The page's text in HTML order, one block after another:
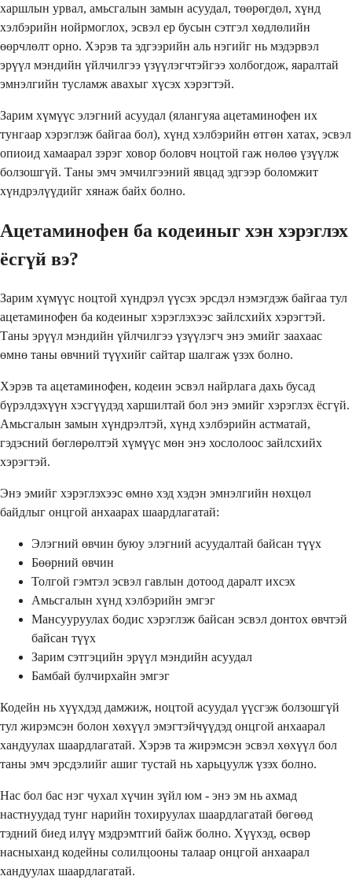
харшлын урвал, амьсгалын замын асуудал, төөрөгдөл, хүнд
хэлбэрийн нойрмоглох, эсвэл ер бусын сэтгэл хөдлөлийн
өөрчлөлт орно. Хэрэв та эдгээрийн аль нэгийг нь мэдэрвэл
эрүүл мэндийн үйлчилгээ үзүүлэгчтэйгээ холбогдож, яаралтай
эмнэлгийн тусламж авахыг хүсэх хэрэгтэй.
Зарим хүмүүс элэгний асуудал (ялангуяа ацетаминофен их
тунгаар хэрэглэж байгаа бол), хүнд хэлбэрийн өтгөн хатах, эсвэл
опиоид хамаарал зэрэг ховор боловч ноцтой гаж нөлөө үзүүлж
болзошгүй. Таны эмч эмчилгээний явцад эдгээр боломжит
хүндрэлүүдийг хянаж байх болно.
Ацетаминофен ба кодеиныг хэн хэрэглэх
ёсгүй вэ?
Зарим хүмүүс ноцтой хүндрэл үүсэх эрсдэл нэмэгдэж байгаа тул
ацетаминофен ба кодеиныг хэрэглэхээс зайлсхийх хэрэгтэй.
Таны эрүүл мэндийн үйлчилгээ үзүүлэгч энэ эмийг заахаас
өмнө таны өвчний түүхийг сайтар шалгаж үзэх болно.
Хэрэв та ацетаминофен, кодеин эсвэл найрлага дахь бусад
бүрэлдэхүүн хэсгүүдэд харшилтай бол энэ эмийг хэрэглэх ёсгүй.
Амьсгалын замын хүндрэлтэй, хүнд хэлбэрийн астматай,
гэдэсний бөглөрөлтэй хүмүүс мөн энэ хослолоос зайлсхийх
хэрэгтэй.
Энэ эмийг хэрэглэхээс өмнө хэд хэдэн эмнэлгийн нөхцөл
байдлыг онцгой анхаарах шаардлагатай:
Элэгний өвчин буюу элэгний асуудалтай байсан түүх
Бөөрний өвчин
Толгой гэмтэл эсвэл гавлын дотоод даралт ихсэх
Амьсгалын хүнд хэлбэрийн эмгэг
Мансууруулах бодис хэрэглэж байсан эсвэл донтох өвчтэй
байсан түүх
Зарим сэтгэцийн эрүүл мэндийн асуудал
Бамбай булчирхайн эмгэг
Кодейн нь хүүхдэд дамжиж, ноцтой асуудал үүсгэж болзошгүй
тул жирэмсэн болон хөхүүл эмэгтэйчүүдэд онцгой анхаарал
хандуулах шаардлагатай. Хэрэв та жирэмсэн эсвэл хөхүүл бол
таны эмч эрсдэлийг ашиг тустай нь харьцуулж үзэх болно.
Нас бол бас нэг чухал хүчин зүйл юм - энэ эм нь ахмад
настнуудад тунг нарийн тохируулах шаардлагатай бөгөөд
тэдний биед илүү мэдрэмтгий байж болно. Хүүхэд, өсвөр
насныханд кодейны солилцооны талаар онцгой анхаарал
хандуулах шаардлагатай.